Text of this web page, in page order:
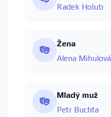
Radek Holub
Žena
Alena Mihulová
Mladý muž
Petr Buchta